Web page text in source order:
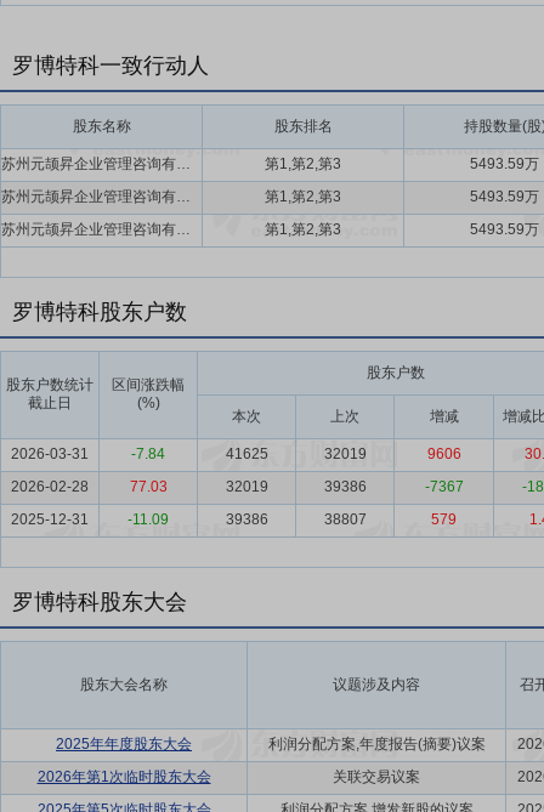
罗博特科一致行动人
股东名称 股东排名 持股数量(股
苏州元颉昇企业管理咨询有限公司,宁波科骏企业管理咨询中心(有限合伙),戴军 第1,第2,第3
5493.59万
苏州元颉昇企业管理咨询有限公司,宁波科骏企业管理咨询中心(有限合伙),戴军
第1,第2,第3
5493.59万
苏州元颉昇企业管理咨询有限公司,宁波科骏企业管理咨询中心(有限合伙),戴军
第1,第2,第3 5493.59万
罗博特科股东户数
股东户数统计
截止日
区间涨跌幅
(%)
股东户数
本次 上次 增减 增减
2026-03-31 -7.84 41625 32019 9606
2026-02-28
77.03 32019 39386 -7367
-
2025-12-31
-11.09 39386 38807 579
罗博特科股东大会
股东大会名称 议题涉及内容 召
2025年年度股东大会 利润分配方案,年度报告(摘要)议案
2026年第1次临时股东大会
关联交易议案